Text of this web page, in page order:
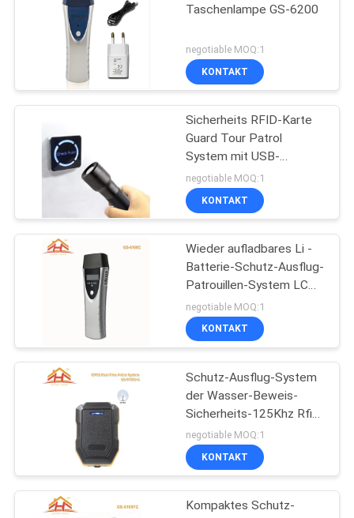
Taschenlampe GS-6200
negotiable MOQ:1
KONTAKT
Sicherheits RFID-Karte
Guard Tour Patrol
System mit USB-
Anschluss und
Taschenlampe Funktion
GS-6000UL
negotiable MOQ:1
KONTAKT
Wieder aufladbares Li -
Batterie-Schutz-Ausflug-
Patrouillen-System LCD
kann aktuelle Uhrzeit
anzeigen
negotiable MOQ:1
KONTAKT
Schutz-Ausflug-System
der Wasser-Beweis-
Sicherheits-125Khz Rfid
mit GPRS, langes
Gebrauchs-Leben
negotiable MOQ:1
KONTAKT
Kompaktes Schutz-